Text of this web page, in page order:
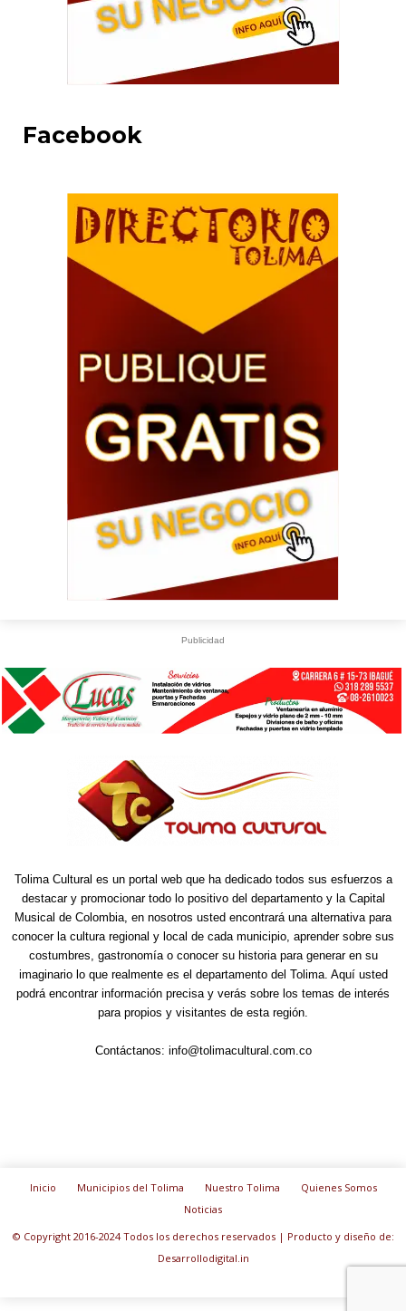
Facebook
Publicidad
Tolima Cultural es un portal web que ha dedicado todos sus esfuerzos a
destacar y promocionar todo lo positivo del departamento y la Capital
Musical de Colombia, en nosotros usted encontrará una alternativa para
conocer la cultura regional y local de cada municipio, aprender sobre sus
costumbres, gastronomía o conocer su historia para generar en su
imaginario lo que realmente es el departamento del Tolima. Aquí usted
podrá encontrar información precisa y verás sobre los temas de interés
para propios y visitantes de esta región.
Contáctanos: info@tolimacultural.com.co
Inicio Municipios del Tolima Nuestro Tolima
Quienes Somos
Noticias
© Copyright 2016-2024 Todos los derechos reservados | Producto y diseño de:
Desarrollodigital.in